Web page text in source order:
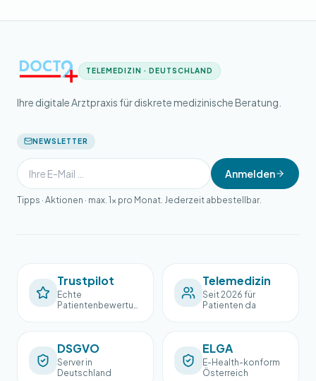
TELEMEDIZIN · DEUTSCHLAND
Ihre digitale Arztpraxis für diskrete medizinische Beratung.
NEWSLETTER
Anmelden
Tipps · Aktionen · max. 1× pro Monat. Jederzeit abbestellbar.
Trustpilot
Echte
Patientenbewertun
Telemedizin
Seit 2026 für
Patienten da
DSGVO
Server in
Deutschland
ELGA
E-Health-konform
Österreich